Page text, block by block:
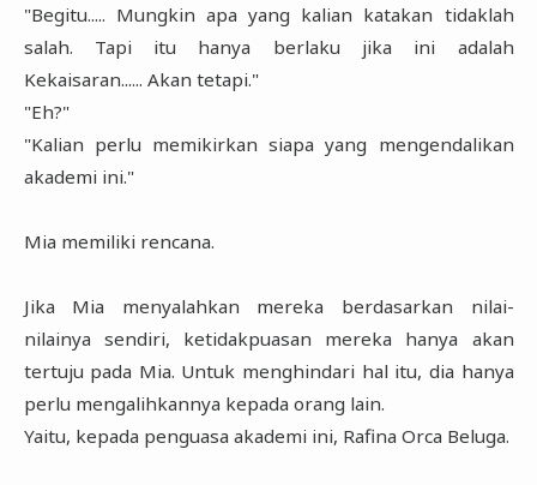
"Begitu..... Mungkin apa yang kalian katakan tidaklah
salah. Tapi itu hanya berlaku jika ini adalah
Kekaisaran...... Akan tetapi."
"Eh?"
"Kalian perlu memikirkan siapa yang mengendalikan
akademi ini."
Mia memiliki rencana.
Jika Mia menyalahkan mereka berdasarkan nilai-
nilainya sendiri, ketidakpuasan mereka hanya akan
tertuju pada Mia. Untuk menghindari hal itu, dia hanya
perlu mengalihkannya kepada orang lain.
Yaitu, kepada penguasa akademi ini, Rafina Orca Beluga.